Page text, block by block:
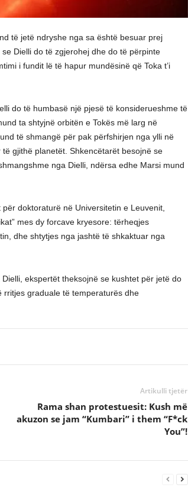
të jetë ndryshe nga sa është besuar prej
Dielli do të zgjerohej dhe do të përpinte
i fundit lë të hapur mundësinë që Toka t’i
do të humbasë një pjesë të konsiderueshme të
ta shtyjnë orbitën e Tokës më larg në
të shmangë për pak përfshirjen nga ylli në
gjithë planetët. Shkencëtarët besojnë se
nga Dielli, ndërsa edhe Marsi mund
doktoraturë në Universitetin e Leuvenit,
mes dy forcave kryesore: tërheqjes
dhe shtytjes nga jashtë të shkaktuar nga
ekspertët theksojnë se kushtet për jetë do
graduale të temperaturës dhe
Artikulli tjetër
Rama shan protestuesit: Kush më
akuzon se jam “Kumbari” i them “F*ck
You”!